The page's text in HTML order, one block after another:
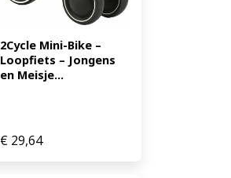
2Cycle Mini-Bike –
Loopfiets – Jongens
en Meisje...
€ 29,64